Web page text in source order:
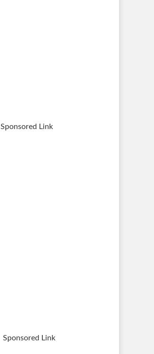
Sponsored Link
Sponsored Link